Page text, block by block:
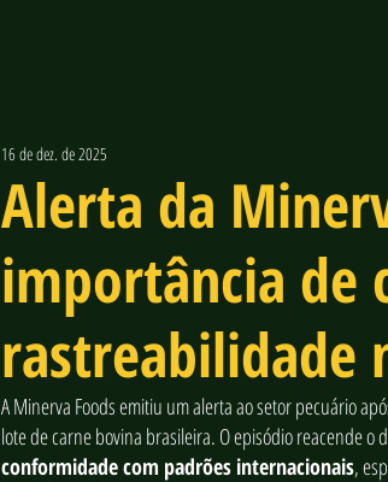
Alerta da
importância de
rastreabilidade
16 de dez. de 2025
A Minerva Foods emitiu um alerta ao setor pecuário
lote de carne bovina brasileira. O episódio reacende o
conformidade com padrões internacionais,